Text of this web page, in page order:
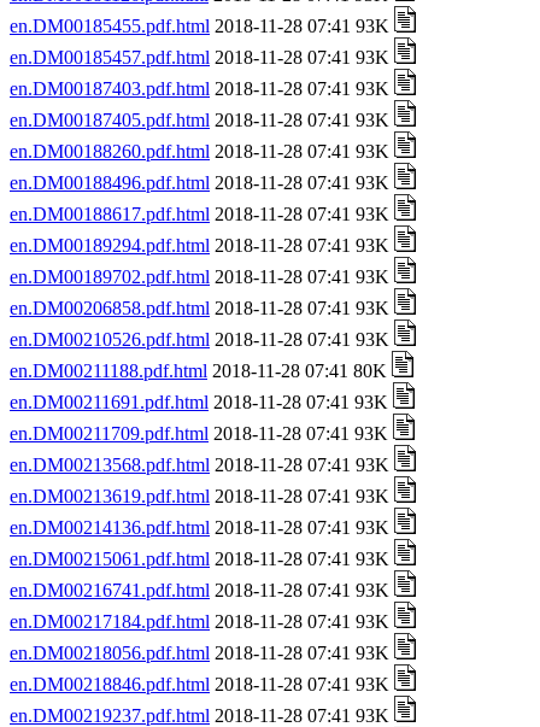
en.DM00185455.pdf.html 2018-11-28 07:41 93K
en.DM00185457.pdf.html 2018-11-28 07:41 93K
en.DM00187403.pdf.html 2018-11-28 07:41 93K
en.DM00187405.pdf.html 2018-11-28 07:41 93K
en.DM00188260.pdf.html 2018-11-28 07:41 93K
en.DM00188496.pdf.html 2018-11-28 07:41 93K
en.DM00188617.pdf.html 2018-11-28 07:41 93K
en.DM00189294.pdf.html 2018-11-28 07:41 93K
en.DM00189702.pdf.html 2018-11-28 07:41 93K
en.DM00206858.pdf.html 2018-11-28 07:41 93K
en.DM00210526.pdf.html 2018-11-28 07:41 93K
en.DM00211188.pdf.html 2018-11-28 07:41 80K
en.DM00211691.pdf.html 2018-11-28 07:41 93K
en.DM00211709.pdf.html 2018-11-28 07:41 93K
en.DM00213568.pdf.html 2018-11-28 07:41 93K
en.DM00213619.pdf.html 2018-11-28 07:41 93K
en.DM00214136.pdf.html 2018-11-28 07:41 93K
en.DM00215061.pdf.html 2018-11-28 07:41 93K
en.DM00216741.pdf.html 2018-11-28 07:41 93K
en.DM00217184.pdf.html 2018-11-28 07:41 93K
en.DM00218056.pdf.html 2018-11-28 07:41 93K
en.DM00218846.pdf.html 2018-11-28 07:41 93K
en.DM00219237.pdf.html 2018-11-28 07:41 93K